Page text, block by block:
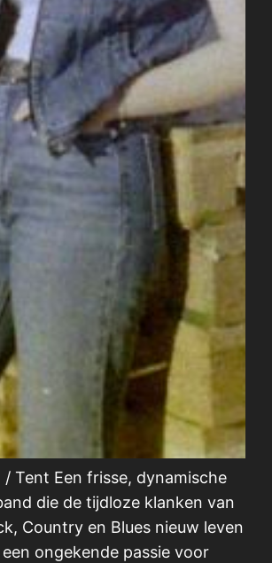
/ Tent Een frisse, dynamische
die de tijdloze klanken van
Country en Blues nieuw leven
ongekende passie voor